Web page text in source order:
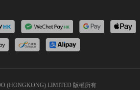
(HONGKONG) LIMITED 版權所有